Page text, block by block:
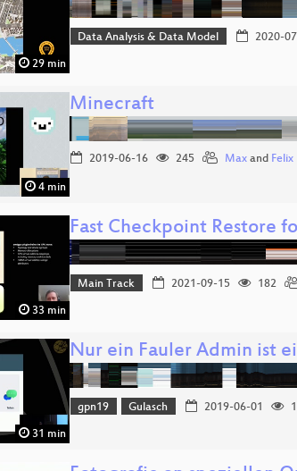
29 min
Data Analysis & Data Model 2020-
4 min
Minecraft
2019-06-16 245 Max and Felix
33 min
Fast Checkpoint Restore
Main Track 2021-09-15 182
31 min
Nur ein Fauler Admin ist
gpn19 Gulasch 2019-06-01